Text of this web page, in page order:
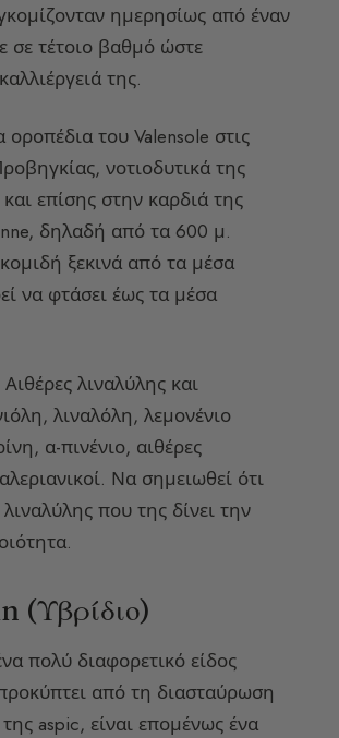
ημερησίως από έναν
σε τέτοιο βαθμό ώστε
της.
του Valensole στις
νοτιοδυτικά της
επίσης στην καρδιά της
δηλαδή από τα 600 μ.
ξεκινά από τα μέσα
να φτάσει έως τα μέσα
Αιθέρες λιναλύλης και
λιναλόλη, λεμονένιο
α-πινένιο, αιθέρες
Να σημειωθεί ότι
που της δίνει την
(Υβρίδιο)
πολύ διαφορετικό είδος
από τη διασταύρωση
aspic, είναι επομένως ένα